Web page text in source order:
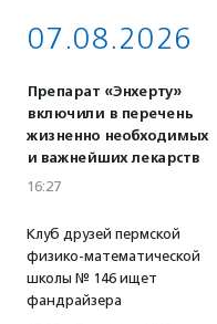
07.08.2026
Препарат «Энхерту»
включили в перечень
жизненно необходимых
и важнейших лекарств
16:27
Клуб друзей пермской
физико-математической
школы № 146 ищет
фандрайзера